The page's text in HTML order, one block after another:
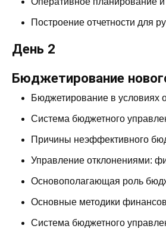
Построение отчетности для
День 2
Бюджетирование
Бюджетирование в условиях
Система бюджетного
Причины неэффективного
Управление отклонениями:
Основополагающая роль
Основные методики
Система бюджетного